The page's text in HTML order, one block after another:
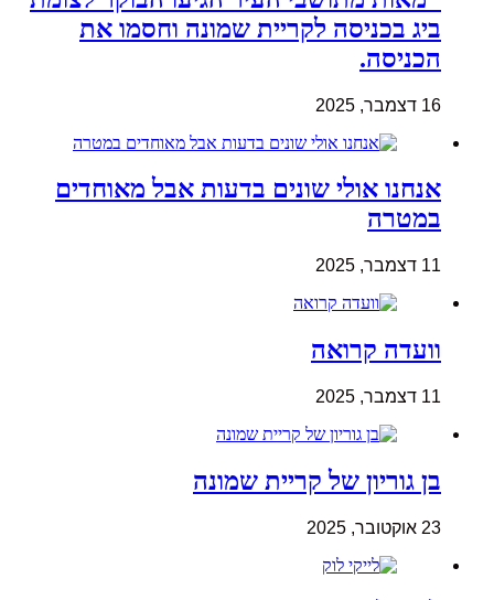
ביג בכניסה לקריית שמונה וחסמו את
הכניסה.
16 דצמבר, 2025
אנחנו אולי שונים בדעות אבל מאוחדים
במטרה
11 דצמבר, 2025
וועדה קרואה
11 דצמבר, 2025
בן גוריון של קריית שמונה
23 אוקטובר, 2025